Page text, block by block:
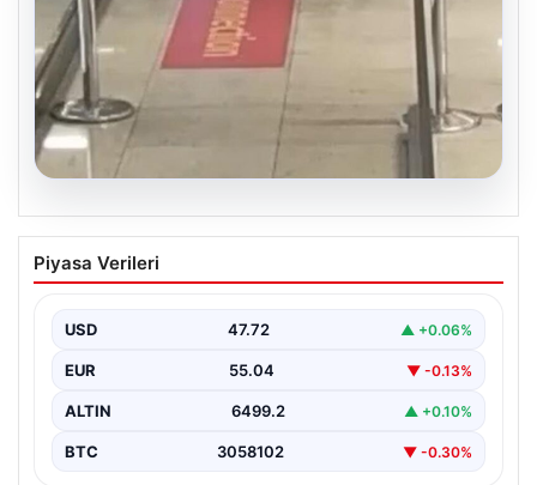
05.08.2026
2 Yaşındaki Bebeğin Hayatını Kurtaran
Havalimanı Personeline Takdir Ödülü
olayda, ailesiyle seyahat eden 2 yaşındaki Liam adlı
bebeğin…
Piyasa Verileri
USD 47.72 ▲ +0.06%
EUR 55.04 ▼ -0.13%
ALTIN 6499.2 ▲ +0.10%
BTC 3058102 ▼ -0.30%